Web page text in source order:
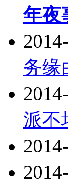
年夜
务缘
派不